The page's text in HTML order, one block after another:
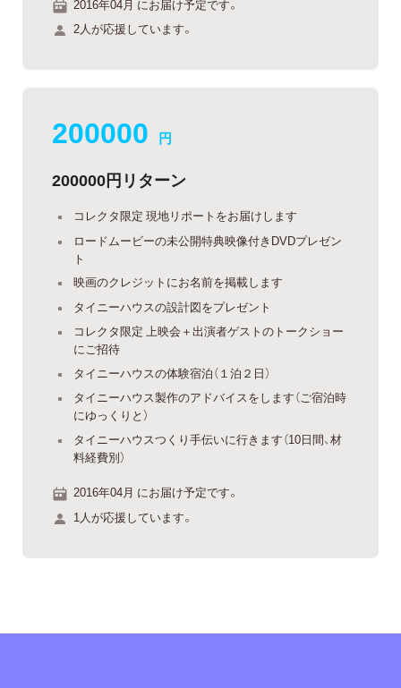
2016年04月 にお届け予定です。
2人が応援しています。
200000 円
200000円リターン
コレクタ限定 現地リポートをお届けします
ロードムービーの未公開特典映像付きDVDプレゼン
ト
映画のクレジットにお名前を掲載します
タイニーハウスの設計図をプレゼント
コレクタ限定 上映会＋出演者ゲストのトークショー
にご招待
タイニーハウスの体験宿泊（１泊２日）
タイニーハウス製作のアドバイスをします（ご宿泊時
にゆっくりと）
タイニーハウスつくり手伝いに行きます（10日間、材
料経費別）
2016年04月 にお届け予定です。
1人が応援しています。